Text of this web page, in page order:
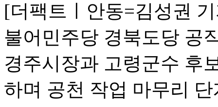
[더팩트ㅣ안동=김성권
불어민주당 경북도당 공
경주시장과 고령군수 후
하며 공천 작업 마무리